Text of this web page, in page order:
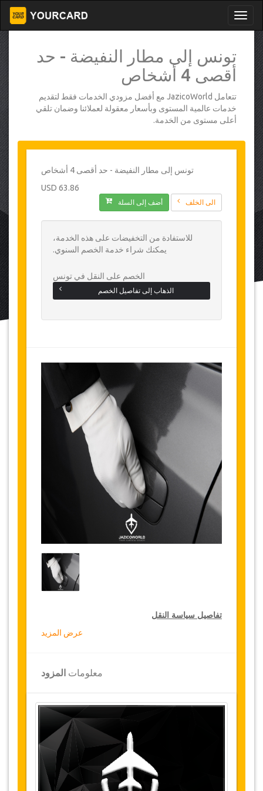
تونس إلى مطار النفيضة - حد
أقصى 4 أشخاص
تتعامل JazicoWorld مع أفضل مزودي الخدمات فقط لتقديم
خدمات عالمية المستوى وبأسعار معقولة لعملائنا وضمان تلقي
أعلى مستوى من الخدمة.
تونس إلى مطار النفيضة - حد أقصى 4 أشخاص
63.86 USD
الى الخلف أضف إلى السلة
للاستفادة من التخفيضات على هذه الخدمة،
يمكنك شراء خدمة الخصم السنوي.
الخصم على النقل في تونس
الذهاب إلى تفاصيل الخصم
تفاصيل سياسة النقل
على النقل في جميع أنحاء تونس ولمدة 12 شهرا،
للحصول على الخصم الخاص بك على النقل، انقر على
زر "الذهاب إلى تفاصيل الخصم" الموجود أعلاه.
التغييرات على الحجوزات قد تكون ممكنة إذا تم
الإشعار في الوقت المناسب. يرجى الاتصال بنا
للحصول على مزيد من المعلومات.
عرض المزيد
معلومات المزود